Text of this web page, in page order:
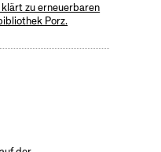
zu erneuerbaren
Porz.